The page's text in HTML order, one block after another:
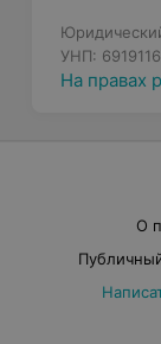
УНП:
На правах
О